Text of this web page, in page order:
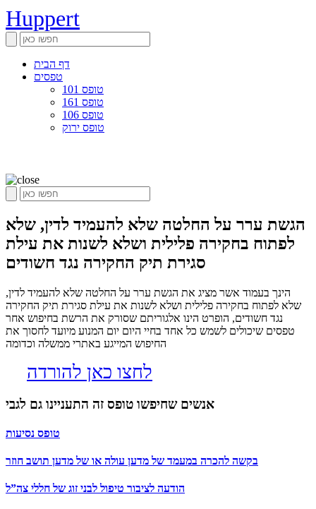
Huppert
דף הבית
טפסים
טופס 101
טופס 161
טופס 106
טופס ירוק
הגשת ערר על החלטה שלא להעמיד לדין, שלא
לפתוח בחקירה פלילית ושלא לשנות את עילת
סגירת תיק החקירה נגד חשודים
הינך בעמוד אשר מציג את הגשת ערר על החלטה שלא להעמיד לדין,
שלא לפתוח בחקירה פלילית ושלא לשנות את עילת סגירת תיק החקירה
נגד חשודים, הופרט הינו אלגוריתם שסורק את הרשת בחיפוש אחר
טפסים שיכולים לשמש כל אחד בחיי היום יום המנוע מיועד לחסוך את
החיפוש המייגע באתרי ממשלה וכדומה
לחצו כאן להורדה
אנשים שחיפשו טופס זה התעניינו גם לגבי
טופס נסיעות
בקשה להכרה במעמד של מדען עולה או של מדען תושב חוזר
הודעה לציבור טיפול לבני זוג של חללי צה”ל